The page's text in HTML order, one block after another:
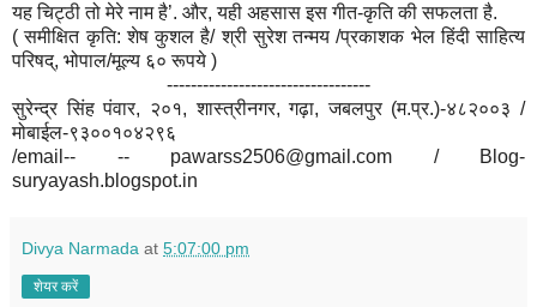
यह चिट्ठी तो मेरे नाम है’. और, यही अहसास इस गीत-कृति की सफलता है.
( समीक्षित कृति: शेष कुशल है/ श्री सुरेश तन्मय /प्रकाशक भेल हिंदी साहित्य
परिषद्, भोपाल/मूल्य ६० रूपये )
----------------------------------
सुरेन्द्र सिंह पंवार, २०१, शास्त्रीनगर, गढ़ा, जबलपुर (म.प्र.)-४८२००३ /
मोबाईल-९३००१०४२९६
/email-- -- pawarss2506@gmail.com / Blog-
suryayash.blogspot.in
Divya Narmada at 5:07:00 pm
शेयर करें